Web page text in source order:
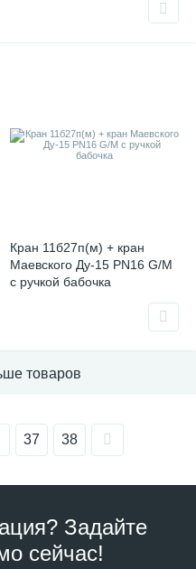
Кран 11б27п(м) + кран
Маевского Ду-15 PN16 G/М
с ручкой бабочка
товаров
37 38
Задайте
сейчас!